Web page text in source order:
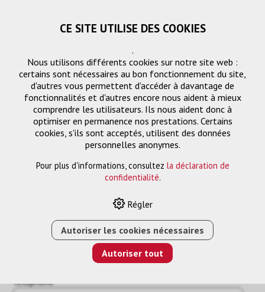
Demande
Nom ou entreprise *
Téléphone
CE SITE UTILISE DES COOKIES
.
Nous utilisons différents cookies sur notre site web :
certains sont nécessaires au bon fonctionnement du site,
d'autres vous permettent d'accéder à davantage de
fonctionnalités et d'autres encore nous aident à mieux
comprendre les utilisateurs. Ils nous aident donc à
optimiser en permanence nos prestations. Certains
cookies, s'ils sont acceptés, utilisent des données
personnelles anonymes.
Pour plus d'informations, consultez la déclaration de
confidentialité.
Régler
Autoriser les cookies nécessaires
Autoriser tout